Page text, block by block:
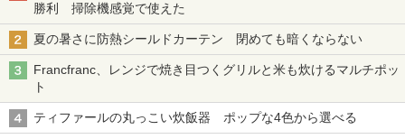
勝利 掃除機感覚で使えた
夏の暑さに防熱シールドカーテン 閉めても暗くならない
Francfranc、レンジで焼き目つくグリルと米も炊けるマルチポッ
ト
ティファールの丸っこい炊飯器 ポップな4色から選べる